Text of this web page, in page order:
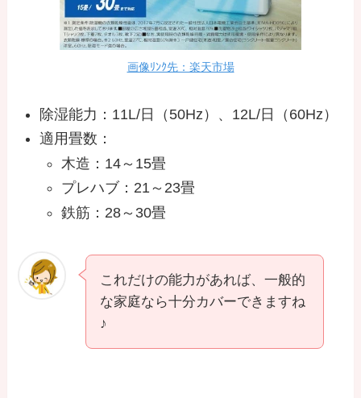
画像ﾘﾝｸ先：楽天市場
除湿能力：11L/日（50Hz）、12L/日（60Hz）
適用畳数：
木造：14～15畳
プレハブ：21～23畳
鉄筋：28～30畳
これだけの能力があれば、一般的
な家庭なら十分カバーできますね
♪